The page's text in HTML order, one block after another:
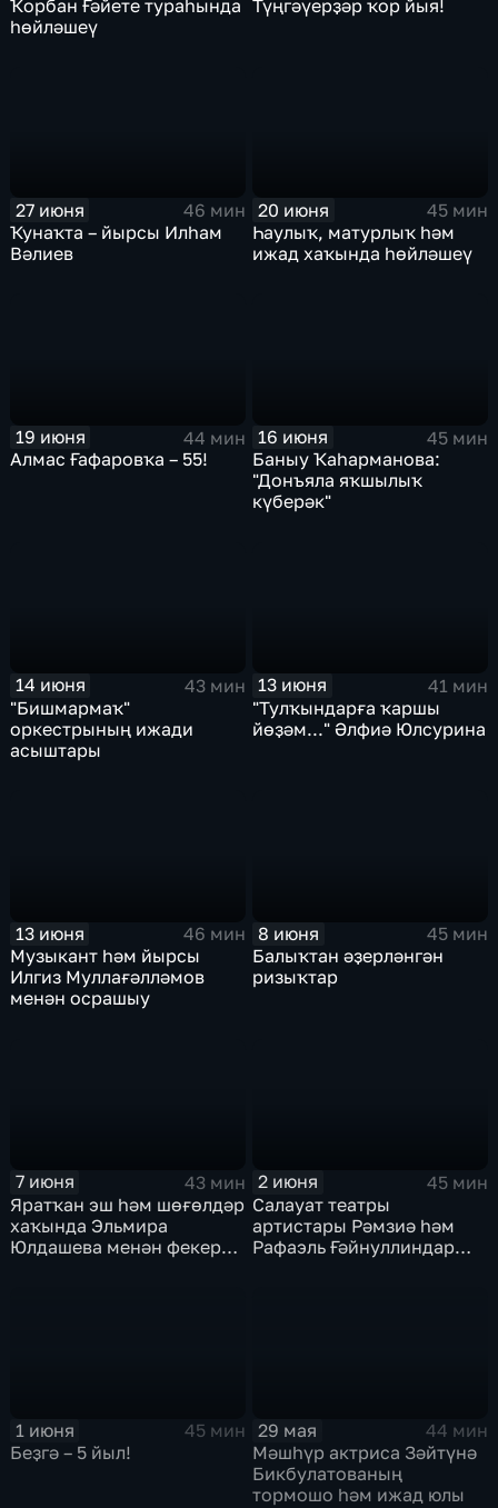
Ҡорбан Ғәйете тураһында
һөйләшеү
Түңгәүерҙәр ҡор йыя!
27 июня
46 мин
Ҡунаҡта – йырсы Илһам
Вәлиев
20 июня
45 мин
Һаулыҡ, матурлыҡ һәм
ижад хаҡында һөйләшеү
19 июня
44 мин
Алмас Ғафаровҡа – 55!
16 июня
45 мин
Баныу Ҡаһарманова:
"Донъяла яҡшылыҡ
күберәк"
14 июня
43 мин
"Бишмармаҡ"
оркестрының ижади
асыштары
13 июня
41 мин
"Тулҡындарға ҡаршы
йөҙәм..." Әлфиә Юлсурина
13 июня
46 мин
Музыкант һәм йырсы
Илгиз Муллағәлләмов
менән осрашыу
8 июня
45 мин
Балыҡтан әҙерләнгән
ризыҡтар
7 июня
43 мин
Яратҡан эш һәм шөғөлдәр
хаҡында Эльмира
Юлдашева менән фекер
2 июня
45 мин
Салауат театры
артистары Рәмзиә һәм
Рафаэль Ғәйнуллиндар
1 июня
45 мин
Беҙгә – 5 йыл!
29 мая
44 мин
Мәшһүр актриса Зәйтүнә
Бикбулатованың
тормошо һәм ижад юлы